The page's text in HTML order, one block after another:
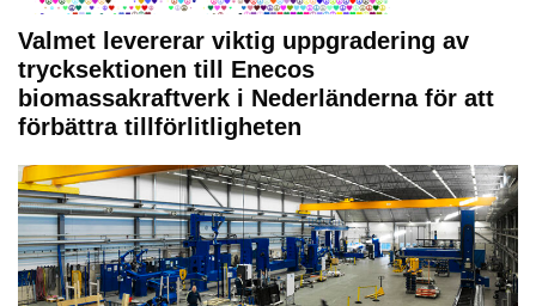
Valmet levererar viktig uppgradering av
trycksektionen till Enecos
biomassakraftverk i Nederländerna för att
förbättra tillförlitligheten